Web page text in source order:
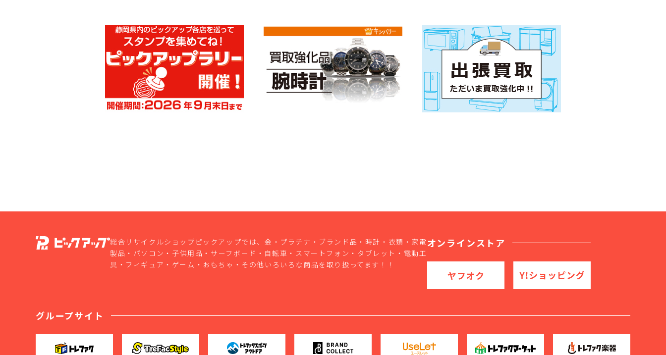
総合リサイクルショップピックアップでは、金・プラチナ・ブランド品・時計・衣類・家電
製品・パソコン・子供用品・サーフボード・自転車・スマートフォン・タブレット・電動工
具・フィギュア・ゲーム・おもちゃ・その他いろいろな商品を取り扱ってます！！
オンラインストア
グループサイト